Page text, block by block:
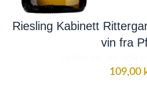
Riesling Kabinett
vin fra
109,00